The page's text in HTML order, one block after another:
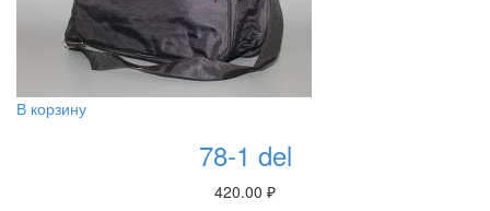
В корзину
78-1 del
420.00 ₽